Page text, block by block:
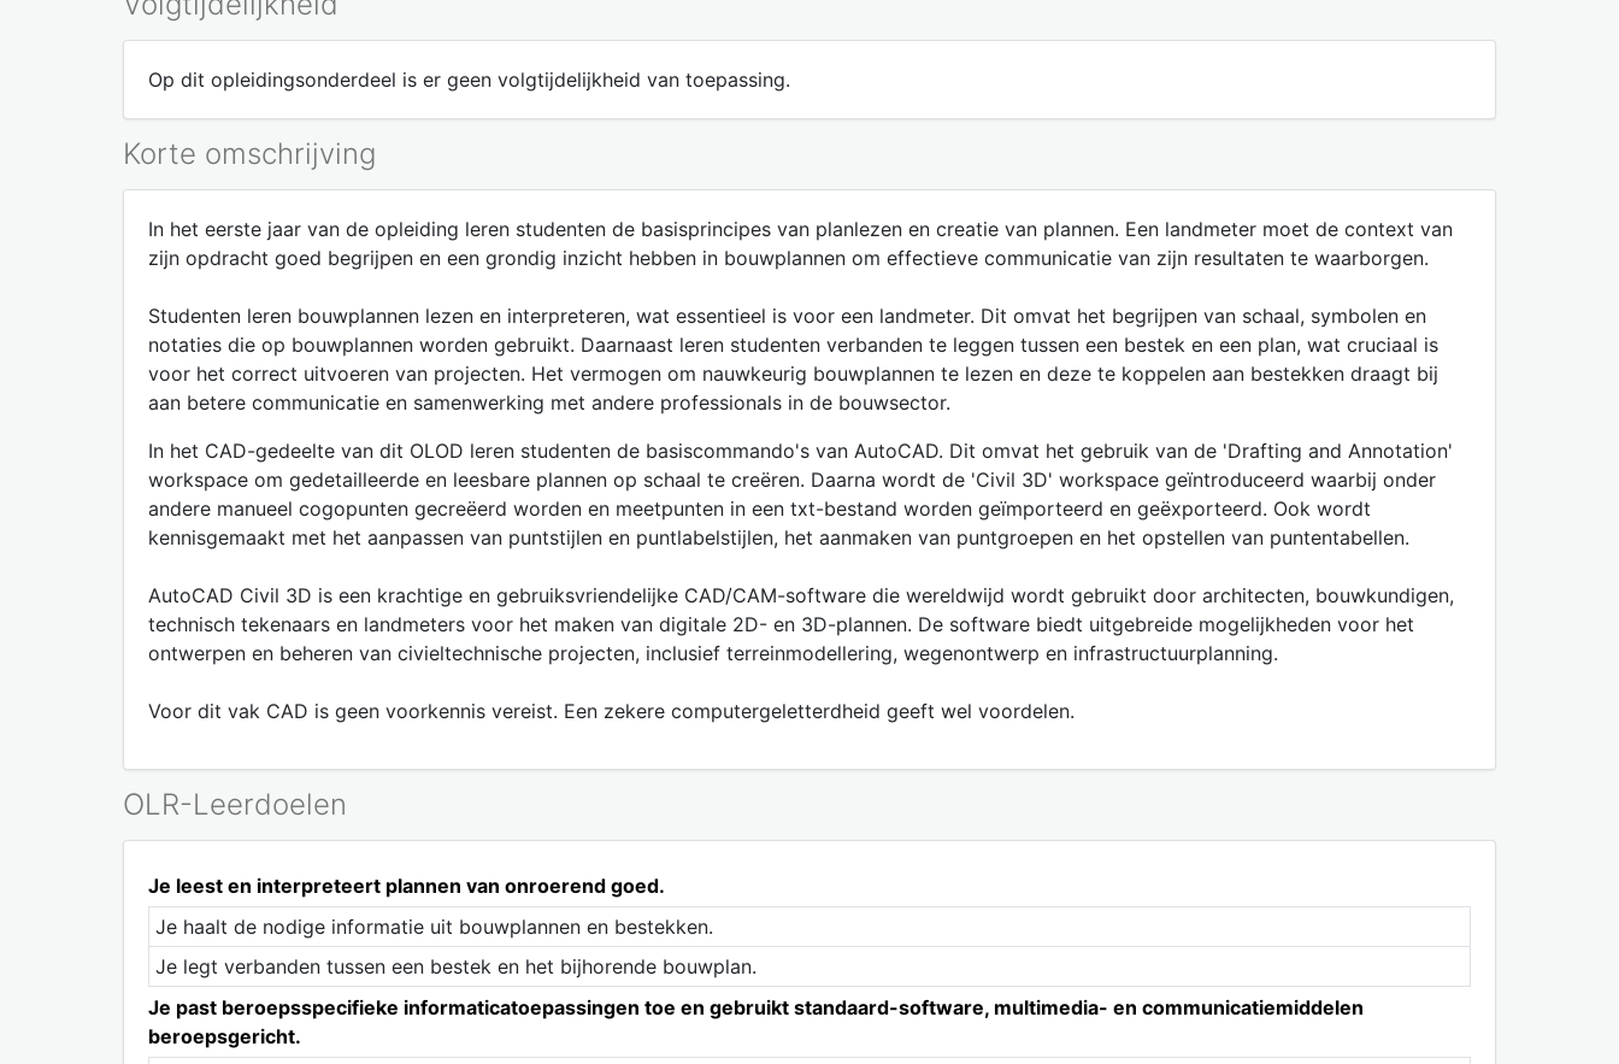
Op dit opleidingsonderdeel is er geen volgtijdelijkheid van toepassing.
Korte omschrijving
In het eerste jaar van de opleiding leren studenten de basisprincipes van planlezen en creatie van plannen. Een landmeter moet de context van
zijn opdracht goed begrijpen en een grondig inzicht hebben in bouwplannen om effectieve communicatie van zijn resultaten te waarborgen.
Studenten leren bouwplannen lezen en interpreteren, wat essentieel is voor een landmeter. Dit omvat het begrijpen van schaal, symbolen en
notaties die op bouwplannen worden gebruikt. Daarnaast leren studenten verbanden te leggen tussen een bestek en een plan, wat cruciaal is
voor het correct uitvoeren van projecten. Het vermogen om nauwkeurig bouwplannen te lezen en deze te koppelen aan bestekken draagt bij
aan betere communicatie en samenwerking met andere professionals in de bouwsector.
In het CAD-gedeelte van dit OLOD leren studenten de basiscommando's van AutoCAD. Dit omvat het gebruik van de 'Drafting and Annotation'
workspace om gedetailleerde en leesbare plannen op schaal te creëren. Daarna wordt de 'Civil 3D' workspace geïntroduceerd waarbij onder
andere manueel cogopunten gecreëerd worden en meetpunten in een txt-bestand worden geïmporteerd en geëxporteerd. Ook wordt
kennisgemaakt met het aanpassen van puntstijlen en puntlabelstijlen, het aanmaken van puntgroepen en het opstellen van puntentabellen.
AutoCAD Civil 3D is een krachtige en gebruiksvriendelijke CAD/CAM-software die wereldwijd wordt gebruikt door architecten, bouwkundigen,
technisch tekenaars en landmeters voor het maken van digitale 2D- en 3D-plannen. De software biedt uitgebreide mogelijkheden voor het
ontwerpen en beheren van civieltechnische projecten, inclusief terreinmodellering, wegenontwerp en infrastructuurplanning.
Voor dit vak CAD is geen voorkennis vereist. Een zekere computergeletterdheid geeft wel voordelen.
OLR-Leerdoelen
Je leest en interpreteert plannen van onroerend goed.
Je haalt de nodige informatie uit bouwplannen en bestekken.
Je legt verbanden tussen een bestek en het bijhorende bouwplan.
Je past beroepsspecifieke informaticatoepassingen toe en gebruikt standaard-software, multimedia- en communicatiemiddelen
beroepsgericht.